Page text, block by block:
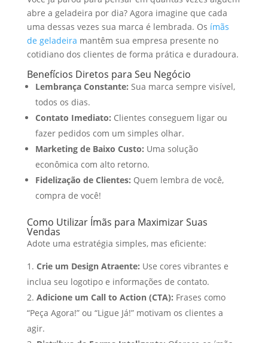
abre a geladeira por dia? Agora imagine que cada
uma dessas vezes sua marca é lembrada. Os ímãs
de geladeira mantêm sua empresa presente no
cotidiano dos clientes de forma prática e duradoura.
Benefícios Diretos para Seu Negócio
Lembrança Constante: Sua marca sempre visível,
todos os dias.
Contato Imediato: Clientes conseguem ligar ou
fazer pedidos com um simples olhar.
Marketing de Baixo Custo: Uma solução
econômica com alto retorno.
Fidelização de Clientes: Quem lembra de você,
compra de você!
Como Utilizar Ímãs para Maximizar Suas
Vendas
Adote uma estratégia simples, mas eficiente:
Crie um Design Atraente: Use cores vibrantes e
inclua seu logotipo e informações de contato.
Adicione um Call to Action (CTA): Frases como
“Peça Agora!” ou “Ligue Já!” motivam os clientes a
agir.